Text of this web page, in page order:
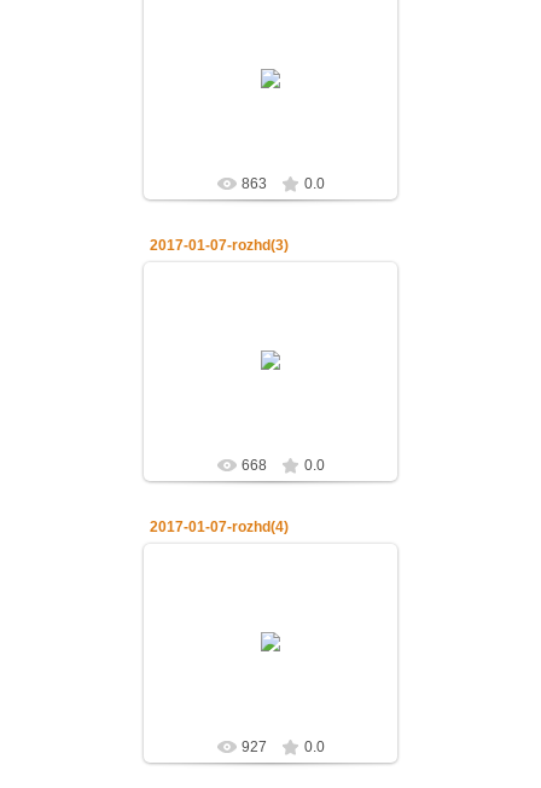
07.01.2017.Рождество Господа
нашего Иисуса Христа
863 0.0
2017-01-07-rozhd(3)
07.01.2017.Рождество Господа
нашего Иисуса Христа
668 0.0
2017-01-07-rozhd(4)
07.01.2017.Рождество Господа
нашего Иисуса Христа
927 0.0